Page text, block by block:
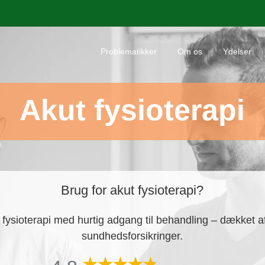
Pro­ble­ma­tik­ker Om os Ydel­ser
Akut fysi­o­te­ra­pi
Brug for akut fysioterapi?
fysi­o­te­ra­pi med hur­tig adgang til behand­ling – dæk­ket
sundhedsforsikringer.